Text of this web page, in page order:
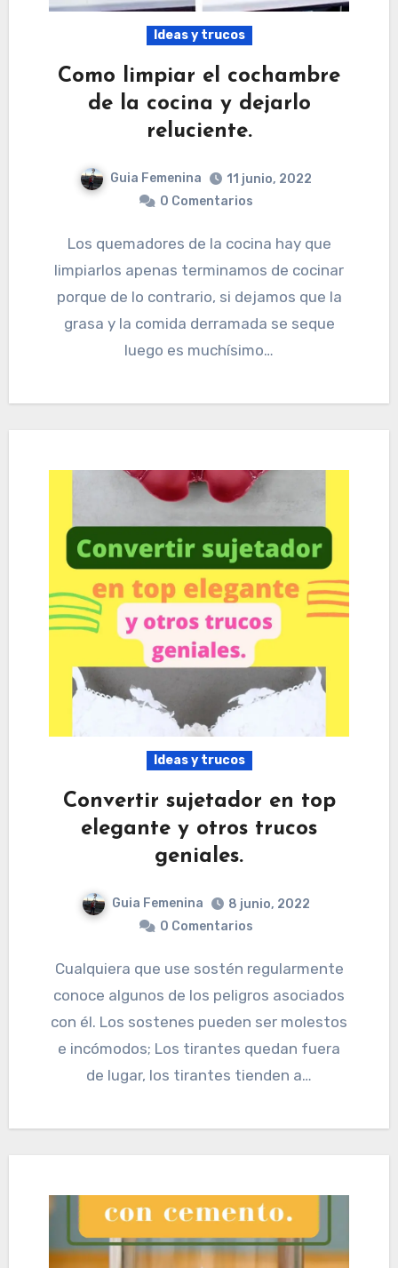
Ideas y trucos
Como limpiar el cochambre
de la cocina y dejarlo
reluciente.
Guia Femenina
11 junio, 2022
0 Comentarios
Los quemadores de la cocina hay que
limpiarlos apenas terminamos de cocinar
porque de lo contrario, si dejamos que la
grasa y la comida derramada se seque
luego es muchísimo…
Ideas y trucos
Convertir sujetador en top
elegante y otros trucos
geniales.
Guia Femenina
8 junio, 2022
0 Comentarios
Cualquiera que use sostén regularmente
conoce algunos de los peligros asociados
con él. Los sostenes pueden ser molestos
e incómodos; Los tirantes quedan fuera
de lugar, los tirantes tienden a…